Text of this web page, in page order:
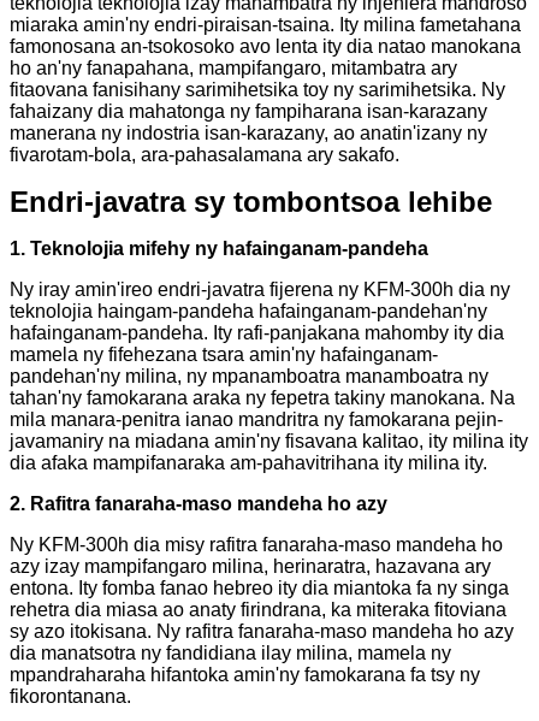
miaraka amin'ny endri-piraisan-tsaina. Ity milina fametahana
famonosana an-tsokosoko avo lenta ity dia natao manokana
ho an'ny fanapahana, mampifangaro, mitambatra ary
fitaovana fanisihany sarimihetsika toy ny sarimihetsika. Ny
fahaizany dia mahatonga ny fampiharana isan-karazany
manerana ny indostria isan-karazany, ao anatin'izany ny
fivarotam-bola, ara-pahasalamana ary sakafo.
Endri-javatra sy tombontsoa lehibe
1. Teknolojia mifehy ny hafainganam-pandeha
Ny iray amin'ireo endri-javatra fijerena ny KFM-300h dia ny
teknolojia haingam-pandeha hafainganam-pandehan'ny
hafainganam-pandeha. Ity rafi-panjakana mahomby ity dia
mamela ny fifehezana tsara amin'ny hafainganam-
pandehan'ny milina, ny mpanamboatra manamboatra ny
tahan'ny famokarana araka ny fepetra takiny manokana. Na
mila manara-penitra ianao mandritra ny famokarana pejin-
javamaniry na miadana amin'ny fisavana kalitao, ity milina ity
dia afaka mampifanaraka am-pahavitrihana ity milina ity.
2. Rafitra fanaraha-maso mandeha ho azy
Ny KFM-300h dia misy rafitra fanaraha-maso mandeha ho
azy izay mampifangaro milina, herinaratra, hazavana ary
entona. Ity fomba fanao hebreo ity dia miantoka fa ny singa
rehetra dia miasa ao anaty firindrana, ka miteraka fitoviana
sy azo itokisana. Ny rafitra fanaraha-maso mandeha ho azy
dia manatsotra ny fandidiana ilay milina, mamela ny
mpandraharaha hifantoka amin'ny famokarana fa tsy ny
fikorontanana.